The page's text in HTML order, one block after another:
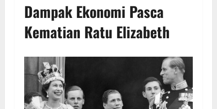
Dampak Ekonomi Pasca
Kematian Ratu Elizabeth